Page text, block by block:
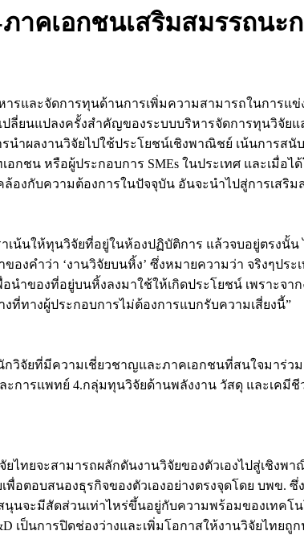
าคเอกชนเสริมสมรรถนะ
ารและจัดการทุนด้านการเพิ่มความสามารถในการแ
ปลี่ยนแปลงครั้งสำคัญของระบบบริหารจัดการทุนวิจั
นำผลงานวิจัยไปใช้ประโยชน์เชิงพาณิชย์ เน้นการ
กชน หรือผู้ประกอบการ SMEs ในประเทศ และเมื่
องกับความต้องการในปัจจุบัน อันจะนำไปสู่การเสริ
เน้นให้ทุนวิจัยที่อยู่ในห้องปฏิบัติการ แล้วจบอยู่ตรง
องคำว่า ‘งานวิจัยบนหิ้ง’ ซึ่งหมายความว่า จริงๆป
พื่อนำของที่อยู่บนหิ้งลงมาใช้ให้เกิดประโยชน์ เพรา
ที่ทางผู้ประกอบการไม่ต้องการแบกรับความเสี่ยงนี้”
วิจัยที่มีความเชี่ยวชาญและภาคเอกชนที่สนใจมาร่ว
การแพทย์ 4.กลุ่มทุนวิจัยด้านพลังงาน วัสดุ และเค
ไทยจะสามารถผลักดันงานวิจัยของตัวเองไปสู่เชิง
พื่อตอบสนองธุรกิจของตัวเองอย่างตรงจุดโดย บพข.
นจะมีสัดส่วนเท่าไหร่ขึ้นอยู่กับความพร้อมของเทคโ
เป็นการปิดช่องว่างและเพิ่มโอกาสให้งานวิจัยไทย